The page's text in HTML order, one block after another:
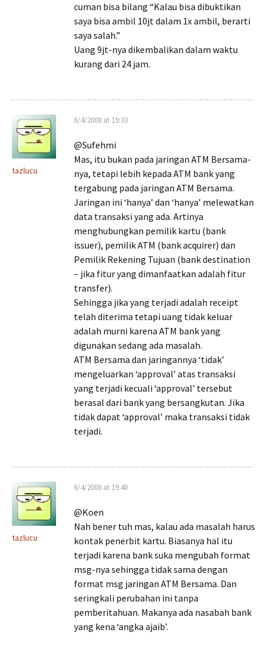
cuman bisa bilang “Kalau bisa dibuktikan
saya bisa ambil 10jt dalam 1x ambil, berarti
saya salah.”
Uang 9jt-nya dikembalikan dalam waktu
kurang dari 24 jam.
tazlucu
6/4/2008 at 19:33
@Sufehmi
Mas, itu bukan pada jaringan ATM Bersama-
nya, tetapi lebih kepada ATM bank yang
tergabung pada jaringan ATM Bersama.
Jaringan ini ‘hanya’ dan ‘hanya’ melewatkan
data transaksi yang ada. Artinya
menghubungkan pemilik kartu (bank
issuer), pemilik ATM (bank acquirer) dan
Pemilik Rekening Tujuan (bank destination
– jika fitur yang dimanfaatkan adalah fitur
transfer).
Sehingga jika yang terjadi adalah receipt
telah diterima tetapi uang tidak keluar
adalah murni karena ATM bank yang
digunakan sedang ada masalah.
ATM Bersama dan jaringannya ‘tidak’
mengeluarkan ‘approval’ atas transaksi
yang terjadi kecuali ‘approval’ tersebut
berasal dari bank yang bersangkutan. Jika
tidak dapat ‘approval’ maka transaksi tidak
terjadi.
tazlucu
6/4/2008 at 19:40
@Koen
Nah bener tuh mas, kalau ada masalah harus
kontak penerbit kartu. Biasanya hal itu
terjadi karena bank suka mengubah format
msg-nya sehingga tidak sama dengan
format msg jaringan ATM Bersama. Dan
seringkali perubahan ini tanpa
pemberitahuan. Makanya ada nasabah bank
yang kena ‘angka ajaib’.